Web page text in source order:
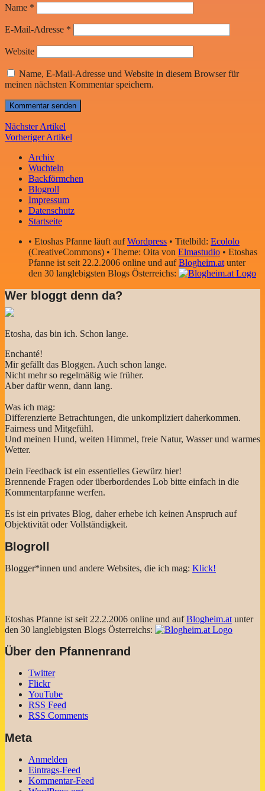
Name *
E-Mail-Adresse *
Website
Name, E-Mail-Adresse und Website in diesem Browser für
meinen nächsten Kommentar speichern.
Nächster Artikel
Vorheriger Artikel
Archiv
Wuchteln
Backförmchen
Blogroll
Impressum
Datenschutz
Startseite
• Etoshas Pfanne läuft aufWordpress • Titelbild: Ecololo
(CreativeCommons) • Theme: Oita von Elmastudio • Etoshas
Pfanne ist seit 22.2.2006 online und aufBlogheim.atunter
den 30 langlebigsten Blogs Österreichs:
Wer bloggt denn da?
Etosha, das bin ich. Schon lange.
Enchanté!
Mir gefällt das Bloggen. Auch schon lange.
Nicht mehr so regelmäßig wie früher.
Aber dafür wenn, dann lang.
Was ich mag:
Differenzierte Betrachtungen, die unkompliziert daherkommen.
Fairness und Mitgefühl.
Und meinen Hund, weiten Himmel, freie Natur, Wasser und warmes
Wetter.
Dein Feedback ist ein essentielles Gewürz hier!
Brennende Fragen oder überbordendes Lob bitte einfach in die
Kommentarpfanne werfen.
Es ist ein privates Blog, daher erhebe ich keinen Anspruch auf
Objektivität oder Vollständigkeit.
Blogroll
Blogger*innen und andere Websites, die ich mag: Klick!
Etoshas Pfanne ist seit 22.2.2006 online und aufBlogheim.at unter
den 30 langlebigsten Blogs Österreichs:
Über den Pfannenrand
Twitter
Flickr
YouTube
RSS Feed
RSS Comments
Meta
Anmelden
Eintrags-Feed
Kommentar-Feed